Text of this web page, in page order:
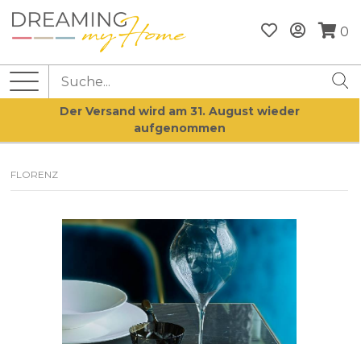
0
Der Versand wird am 31. August wieder
aufgenommen
FLORENZ